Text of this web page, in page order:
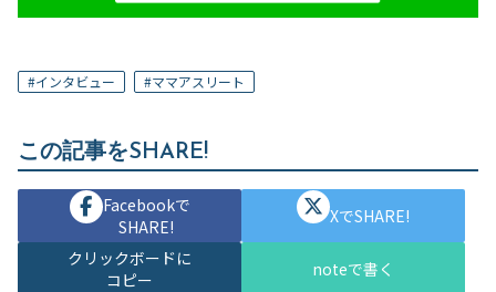
#インタビュー #ママアスリート
この記事をSHARE!
Facebookで
SHARE!
XでSHARE!
クリックボードに
コピー
noteで書く